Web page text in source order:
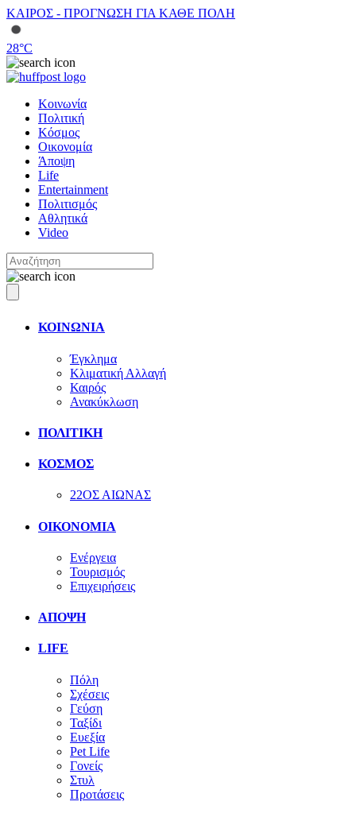
ΚΑΙΡΟΣ - ΠΡΟΓΝΩΣΗ ΓΙΑ ΚΑΘΕ ΠΟΛΗ
28°C
Κοινωνία
Πολιτική
Κόσμος
Οικονομία
Άποψη
Life
Entertainment
Πολιτισμός
Αθλητικά
Video
ΚΟΙΝΩΝΙΑ
Έγκλημα
Κλιματική Αλλαγή
Καιρός
Ανακύκλωση
ΠΟΛΙΤΙΚΗ
ΚΟΣΜΟΣ
22ΟΣ ΑΙΩΝΑΣ
ΟΙΚΟΝΟΜΙΑ
Ενέργεια
Τουρισμός
Επιχειρήσεις
ΑΠΟΨΗ
LIFE
Πόλη
Σχέσεις
Γεύση
Ταξίδι
Ευεξία
Pet Life
Γονείς
Στυλ
Προτάσεις